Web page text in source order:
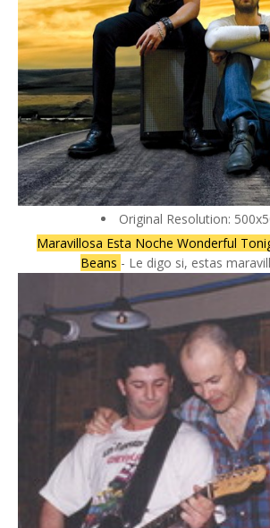
Original Resolution:
Maravillosa Esta Noche Wonderful
Beans - Le digo si, estas